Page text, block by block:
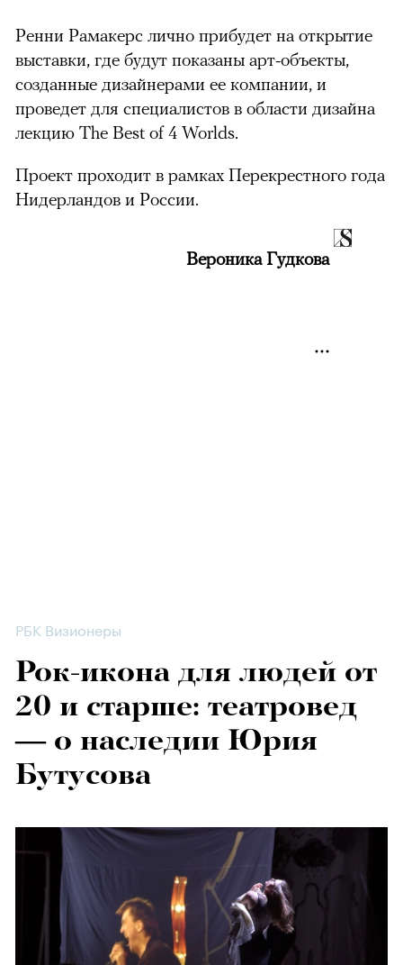
Ренни Рамакерс лично прибудет на открытие
выставки, где будут показаны арт-объекты,
созданные дизайнерами ее компании, и
проведет для специалистов в области дизайна
лекцию The Best of 4 Worlds.
Проект проходит в рамках Перекрестного года
Нидерландов и России.
Вероника Гудкова
РБК Визионеры
Рок-икона для людей от
20 и старше: театровед
— о наследии Юрия
Бутусова